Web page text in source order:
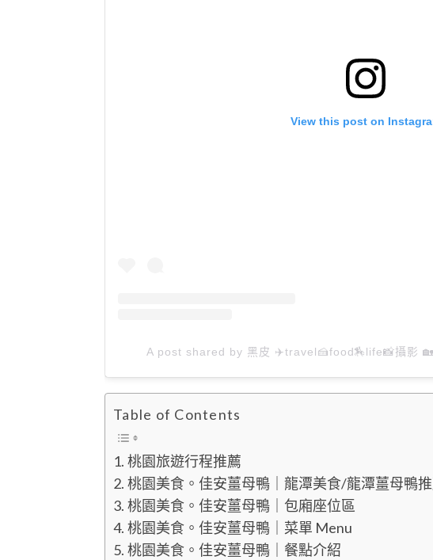
View this post on
A post shared by 黑皮 ✈️travel🍰food🏇life📸攝影
Table of Contents
桃園旅遊行程推薦
桃園美食。佳安薑母鴨｜龍潭美食/龍潭薑母鴨
桃園美食。佳安薑母鴨｜包廂座位區
桃園美食。佳安薑母鴨｜菜單 Menu
桃園美食。佳安薑母鴨｜餐點介紹